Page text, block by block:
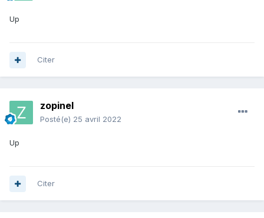
Up
Citer
zopinel
Posté(e) 25 avril 2022
Up
Citer